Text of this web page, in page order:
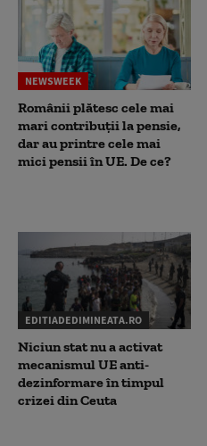
NEWSWEEK
Românii plătesc cele mai
mari contribuții la pensie,
dar au printre cele mai
mici pensii în UE. De ce?
EDITIADEDIMINEATA.RO
Niciun stat nu a activat
mecanismul UE anti-
dezinformare în timpul
crizei din Ceuta